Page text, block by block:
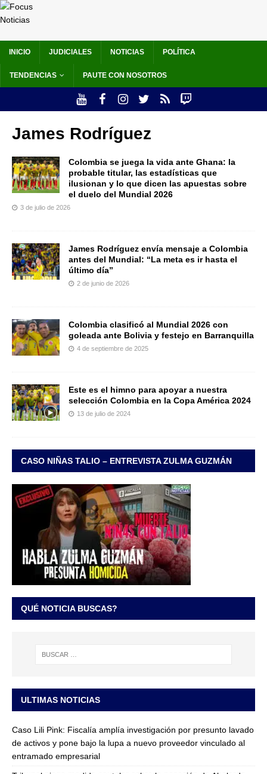
INICIO JUDICIALES NOTICIAS POLÍTICA
TENDENCIAS PAUTE CON NOSOTROS
James Rodríguez
Colombia se juega la vida ante Ghana: la
probable titular, las estadísticas que
ilusionan y lo que dicen las apuestas sobre
el duelo del Mundial 2026
3 de julio de 2026
James Rodríguez envía mensaje a Colombia
antes del Mundial: “La meta es ir hasta el
último día”
2 de junio de 2026
Colombia clasificó al Mundial 2026 con
goleada ante Bolivia y festejo en Barranquilla
4 de septiembre de 2025
Este es el himno para apoyar a nuestra
selección Colombia en la Copa América 2024
13 de julio de 2024
CASO NIÑAS TALIO – ENTREVISTA ZULMA GUZMÁN
QUÉ NOTICIA BUSCAS?
ULTIMAS NOTICIAS
Caso Lili Pink: Fiscalía amplía investigación por presunto lavado
de activos y pone bajo la lupa a nuevo proveedor vinculado al
entramado empresarial